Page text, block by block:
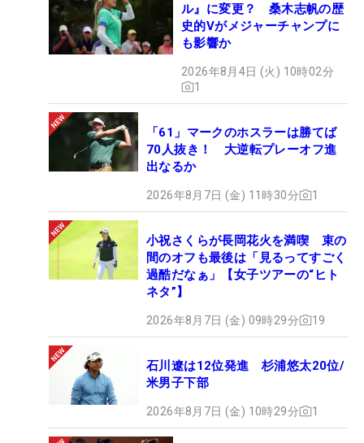
ル』に変更？ 桑木志帆の歴
史的Vがメジャーチャンプに
も影響か
2026年8月4日 (火) 10時02分
1
「61」マークのホスラーは勝てば
70人抜き！ 大逆転プレーオフ進
出なるか
2026年8月7日 (金) 11時30分 1
小祝さくらが長岡花火を満喫 束の
間のオフも最後は「見るってすごく
過酷だなぁ」【女子ツアーの“ヒト
ネタ”】
2026年8月7日 (金) 09時29分 19
石川遼は12位発進 杉浦悠太20位/
米男子下部
2026年8月7日 (金) 10時29分 1